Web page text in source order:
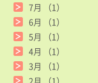
7月
（1）
6月
（1）
5月
（1）
4月
（1）
3月
（1）
2月
（1）